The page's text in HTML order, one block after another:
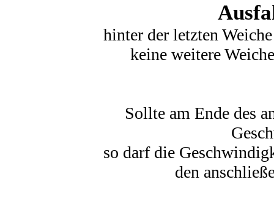
hinter der letzten
keine weitere
Sollte am Ende des
so darf die
den